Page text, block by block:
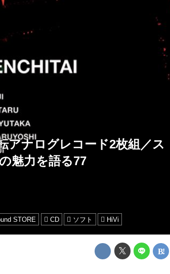
アナログレコード2枚組／ス
魅力を語る77
STORE CD ソフト HiVi